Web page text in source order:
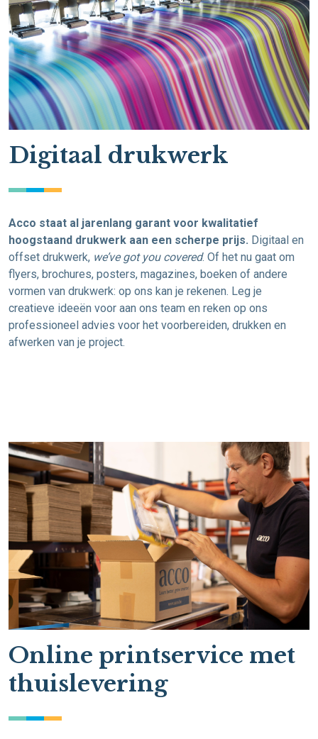
Digitaal drukwerk
Acco staat al jarenlang garant voor kwalitatief
hoogstaand drukwerk aan een scherpe prijs. Digitaal en
offset drukwerk, we’ve got you covered. Of het nu gaat om
flyers, brochures, posters, magazines, boeken of andere
vormen van drukwerk: op ons kan je rekenen. Leg je
creatieve ideeën voor aan ons team en reken op ons
professioneel advies voor het voorbereiden, drukken en
afwerken van je project.
Online printservice met
thuislevering